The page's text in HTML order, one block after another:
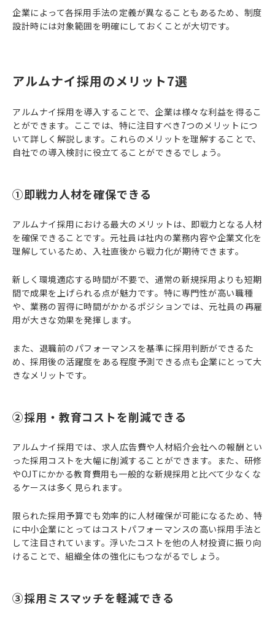
企業によって各採用手法の定義が異なることもあるため、制度
設計時には対象範囲を明確にしておくことが大切です。
アルムナイ採用のメリット7選
アルムナイ採用を導入することで、企業は様々な利益を得るこ
とができます。ここでは、特に注目すべき7つのメリットにつ
いて詳しく解説します。これらのメリットを理解することで、
自社での導入検討に役立てることができるでしょう。
①即戦力人材を確保できる
アルムナイ採用における最大のメリットは、即戦力となる人材
を確保できることです。元社員は社内の業務内容や企業文化を
理解しているため、入社直後から戦力化が期待できます。
新しく環境適応する時間が不要で、通常の新規採用よりも短期
間で成果を上げられる点が魅力です。特に専門性が高い職種
や、業務の習得に時間がかかるポジションでは、元社員の再雇
用が大きな効果を発揮します。
また、退職前のパフォーマンスを基準に採用判断ができるた
め、採用後の活躍度をある程度予測できる点も企業にとって大
きなメリットです。
②採用・教育コストを削減できる
アルムナイ採用では、求人広告費や人材紹介会社への報酬とい
った採用コストを大幅に削減することができます。また、研修
やOJTにかかる教育費用も一般的な新規採用と比べて少なくな
るケースは多く見られます。
限られた採用予算でも効率的に人材確保が可能になるため、特
に中小企業にとってはコストパフォーマンスの高い採用手法と
して注目されています。浮いたコストを他の人材投資に振り向
けることで、組織全体の強化にもつながるでしょう。
③採用ミスマッチを軽減できる